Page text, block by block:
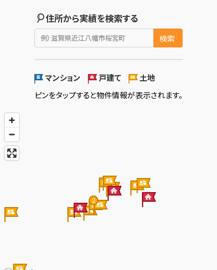
住所から実績を検索する
検索
マンション 戸建て
土地
ピンをタップすると物件情報が表示されます。
2